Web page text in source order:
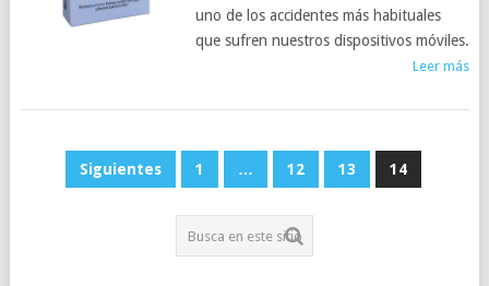
uno de los accidentes más habituales
que sufren nuestros dispositivos móviles.
Leer más
NAVEGACIÓN
Siguientes 1 … 12 13 14